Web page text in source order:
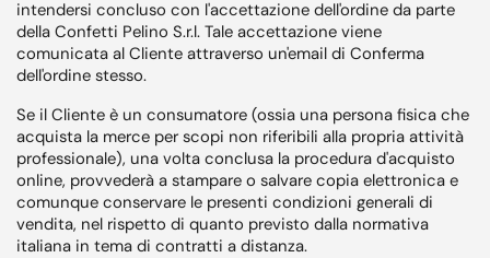
intendersi concluso con l'accettazione dell'ordine da parte
della Confetti Pelino S.r.l. Tale accettazione viene
comunicata al Cliente attraverso un'email di Conferma
dell'ordine stesso.
Se il Cliente è un consumatore (ossia una persona fisica che
acquista la merce per scopi non riferibili alla propria attività
professionale), una volta conclusa la procedura d'acquisto
online, provvederà a stampare o salvare copia elettronica e
comunque conservare le presenti condizioni generali di
vendita, nel rispetto di quanto previsto dalla normativa
italiana in tema di contratti a distanza.